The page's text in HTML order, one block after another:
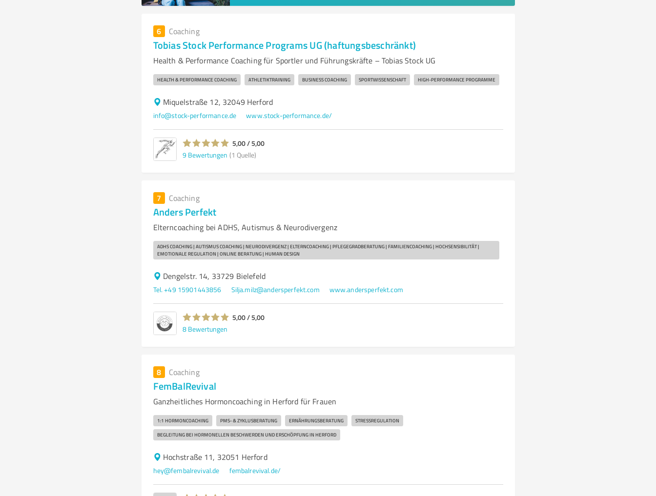
6 Coaching
Tobias Stock Performance Programs UG (haftungsbeschränkt)
Health & Performance Coaching für Sportler und Führungskräfte – Tobias Stock UG
HEALTH & PERFORMANCE COACHING ATHLETIKTRAINING BUSINESS COACHING SPORTWISSENSCHAFT HIGH-PERFORMANCE PROGRAMME
Miquelstraße 12, 32049 Herford
info@stock-performance.de www.stock-performance.de/
5,00 / 5,00
9 Bewertungen (1 Quelle)
7 Coaching
Anders Perfekt
Elterncoaching bei ADHS, Autismus & Neurodivergenz
ADHS COACHING | AUTISMUS COACHING | NEURODIVERGENZ | ELTERNCOACHING | PFLEGEGRADBERATUNG | FAMILIENCOACHING | HOCHSENSIBILITÄT |
EMOTIONALE REGULATION | ONLINE BERATUNG | HUMAN DESIGN
Dengelstr. 14, 33729 Bielefeld
Tel. +49 15901443856 Silja.milz@andersperfekt.com www.andersperfekt.com
5,00 / 5,00
8 Bewertungen
8 Coaching
FemBalRevival
Ganzheitliches Hormoncoaching in Herford für Frauen
1:1 HORMONCOACHING PMS- & ZYKLUSBERATUNG ERNÄHRUNGSBERATUNG STRESSREGULATION
BEGLEITUNG BEI HORMONELLEN BESCHWERDEN UND ERSCHÖPFUNG IN HERFORD
Hochstraße 11, 32051 Herford
hey@fembalrevival.de fembalrevival.de/